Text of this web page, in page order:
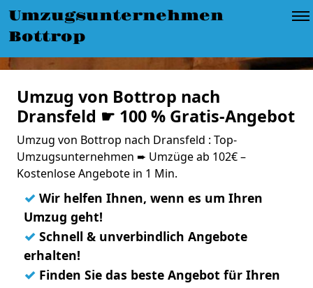
Umzugsunternehmen
Bottrop
Umzug von Bottrop nach
Dransfeld ☛ 100 % Gratis-Angebot
Umzug von Bottrop nach Dransfeld : Top-
Umzugsunternehmen ➨ Umzüge ab 102€ –
Kostenlose Angebote in 1 Min.
✓ Wir helfen Ihnen, wenn es um Ihren
Umzug geht!
✓ Schnell & unverbindlich Angebote
erhalten!
✓ Finden Sie das beste Angebot für Ihren